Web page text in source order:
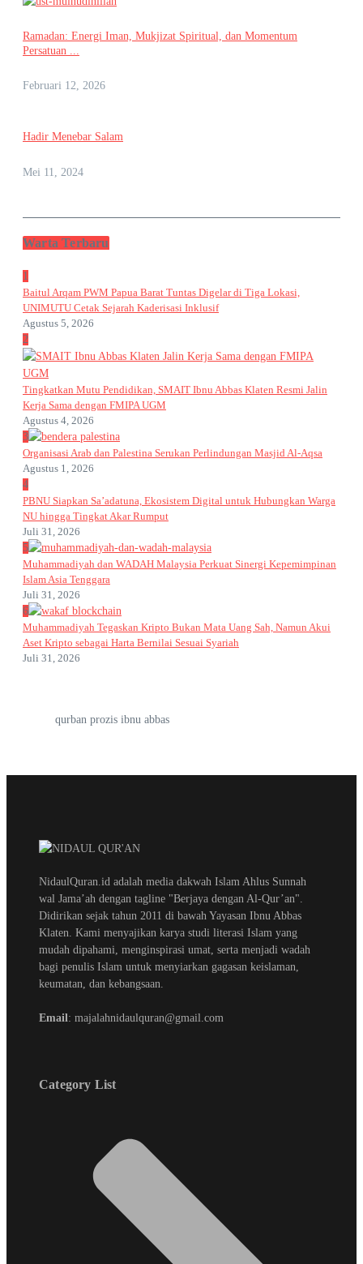
Ramadan: Energi Iman, Mukjizat Spiritual, dan Momentum
Persatuan ...
Februari 12, 2026
Hadir Menebar Salam
Mei 11, 2024
Warta Terbaru
1
Baitul Arqam PWM Papua Barat Tuntas Digelar di Tiga Lokasi,
UNIMUTU Cetak Sejarah Kaderisasi Inklusif
Agustus 5, 2026
2
Tingkatkan Mutu Pendidikan, SMAIT Ibnu Abbas Klaten Resmi Jalin
Kerja Sama dengan FMIPA UGM
Agustus 4, 2026
3
Organisasi Arab dan Palestina Serukan Perlindungan Masjid Al-Aqsa
Agustus 1, 2026
4
PBNU Siapkan Sa’adatuna, Ekosistem Digital untuk Hubungkan Warga
NU hingga Tingkat Akar Rumput
Juli 31, 2026
5
Muhammadiyah dan WADAH Malaysia Perkuat Sinergi Kepemimpinan
Islam Asia Tenggara
Juli 31, 2026
6
Muhammadiyah Tegaskan Kripto Bukan Mata Uang Sah, Namun Akui
Aset Kripto sebagai Harta Bernilai Sesuai Syariah
Juli 31, 2026
qurban prozis ibnu abbas
NidaulQuran.id adalah media dakwah Islam Ahlus Sunnah
wal Jama’ah dengan tagline "Berjaya dengan Al-Qur’an".
Didirikan sejak tahun 2011 di bawah Yayasan Ibnu Abbas
Klaten. Kami menyajikan karya studi literasi Islam yang
mudah dipahami, menginspirasi umat, serta menjadi wadah
bagi penulis Islam untuk menyiarkan gagasan keislaman,
keumatan, dan kebangsaan.
Email: majalahnidaulquran@gmail.com
Category List